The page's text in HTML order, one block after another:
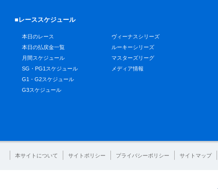
■レーススケジュール
本日のレース
本日の払戻金一覧
月間スケジュール
SG・PG1スケジュール
G1・G2スケジュール
G3スケジュール
ヴィーナスシリーズ
ルーキーシリーズ
マスターズリーグ
メディア情報
本サイトについて サイトポリシー プライバシーポリシー サイトマップ